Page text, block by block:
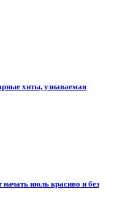
хиты, узнаваемая
июль красиво и без